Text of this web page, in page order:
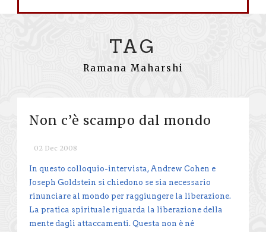
TAG
Ramana Maharshi
Non c’è scampo dal mondo
02 Dec 2008
In questo colloquio-intervista, Andrew Cohen e
Joseph Goldstein si chiedono se sia necessario
rinunciare al mondo per raggiungere la liberazione.
La pratica spirituale riguarda la liberazione della
mente dagli attaccamenti. Questa non è né